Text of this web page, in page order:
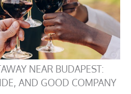
NEAR BUDAPEST:
AND GOOD COMPANY